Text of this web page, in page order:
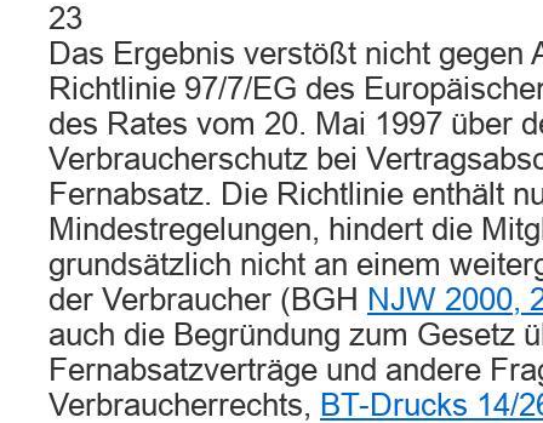
23
Das Ergebnis verstößt nicht gegen
Richtlinie 97/7/EG des
des Rates vom 20. Mai 1997 über
Verbraucherschutz bei
Fernabsatz. Die Richtlinie enthält
Mindestregelungen, hindert die
grundsätzlich nicht an einem
der Verbraucher (BGH NJW 2000,
auch die Begründung zum Gesetz
Fernabsatzverträge und andere
Verbraucherrechts, BT-Drucks 14/